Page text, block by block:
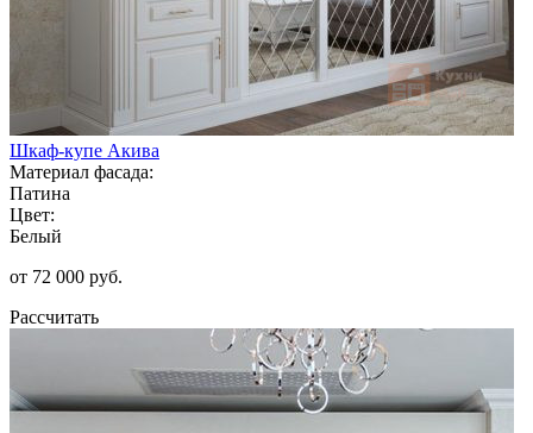
Шкаф-купе Акива
Материал фасада:
Патина
Цвет:
Белый
от 72 000 руб.
Рассчитать